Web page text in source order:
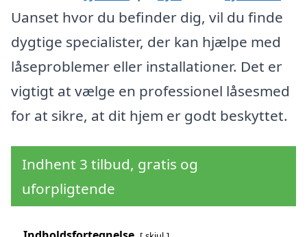
Uanset hvor du befinder dig, vil du finde
dygtige specialister, der kan hjælpe med
låseproblemer eller installationer. Det er
vigtigt at vælge en professionel låsesmed
for at sikre, at dit hjem er godt beskyttet.
Indhent 3 tilbud, gratis og
uforpligtende